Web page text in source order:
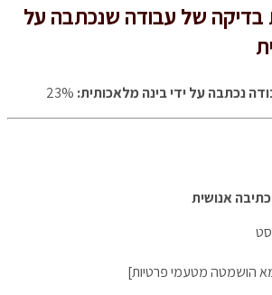
בדיקה של עבודה שנכתבה על
כתיבה אנושית
הושמטה מטעמי פרטיות]